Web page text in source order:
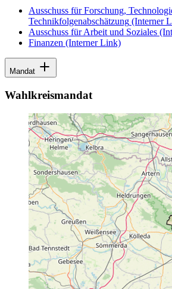
Ausschuss für Forschung,
Technikfolgenabschätzung (Interner
Ausschuss für Arbeit und Soziales
Finanzen (Interner Link)
Mandat
Wahlkreismandat